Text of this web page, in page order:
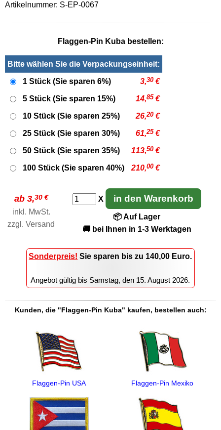
Artikelnummer: S-EP-0067
Flaggen-Pin Kuba bestellen:
Bitte wählen Sie die Verpackungseinheit:
1 Stück (Sie sparen 6%) 3,30 €
5 Stück (Sie sparen 15%) 14,85 €
10 Stück (Sie sparen 25%) 26,20 €
25 Stück (Sie sparen 30%) 61,25 €
50 Stück (Sie sparen 35%) 113,50 €
100 Stück (Sie sparen 40%) 210,00 €
ab 3,30 €
inkl. MwSt.
zzgl. Versand
X in den Warenkorb
📦 Auf Lager
🚚 bei Ihnen in 1-3 Werktagen
Sonderpreis! Sie sparen bis zu 140,00 Euro.
Angebot gültig bis Samstag, den 15. August 2026.
Kunden, die "Flaggen-Pin Kuba" kaufen, bestellen auch:
Flaggen-Pin USA Flaggen-Pin Mexiko